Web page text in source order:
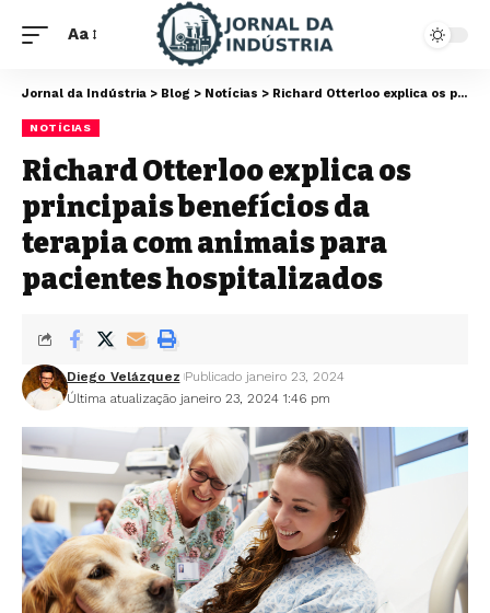
Aa
Jornal da Indústria > Blog > Notícias > Richard Otterloo explica os principais benefícios da terapia com animais para pacientes hospitalizados
NOTÍCIAS
Richard Otterloo explica os
principais benefícios da
terapia com animais para
pacientes hospitalizados
Última atualização janeiro 23, 2024 1:46 pm
Diego Velázquez Publicado janeiro 23, 2024